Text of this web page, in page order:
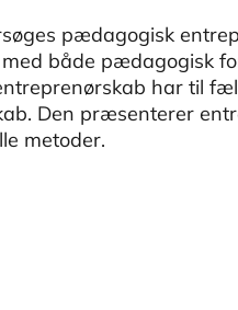
pædagogisk
både pædagogisk
har til
Den præsenterer
metoder.